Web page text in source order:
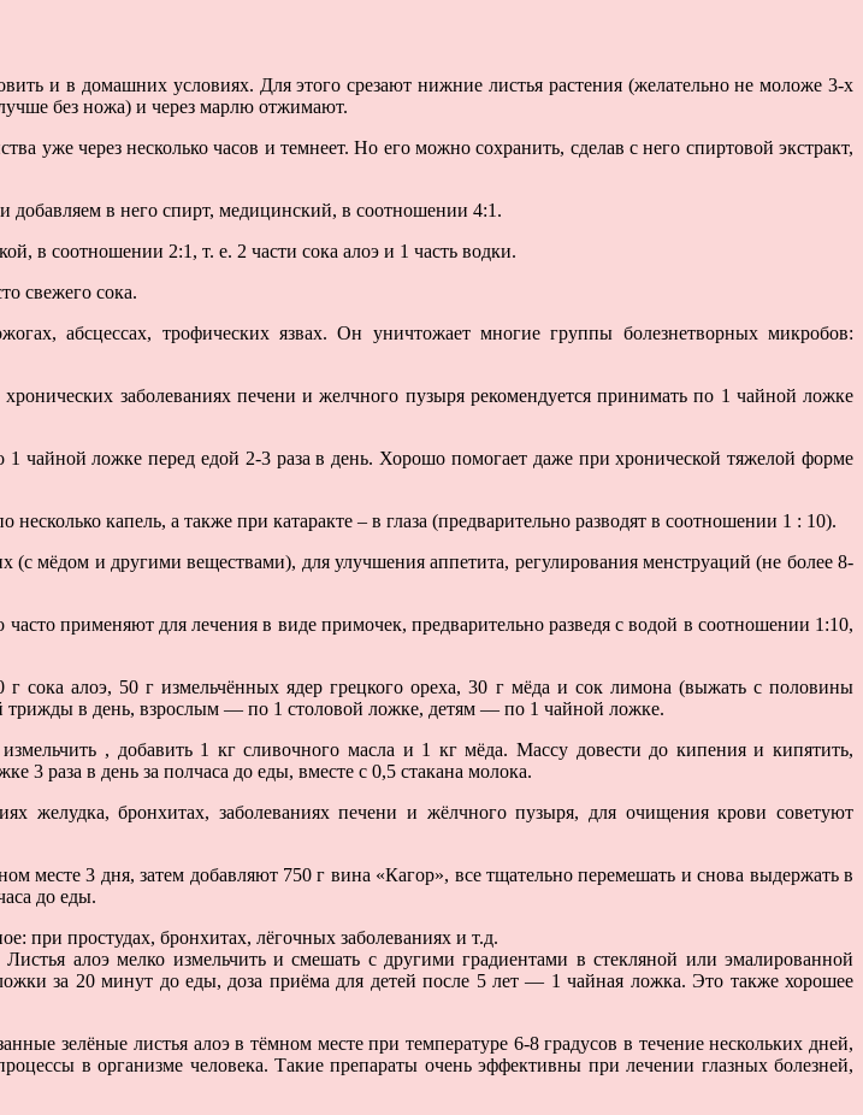
и в домашних условиях. Для этого срезают нижние листья растения (желательно не моложе 3-х
без ножа) и через марлю отжимают.
уже через несколько часов и темнеет. Но его можно сохранить, сделав с него спиртовой экстракт,
добавляем в него спирт, медицинский, в соотношении 4:1.
в соотношении 2:1, т. е. 2 части сока алоэ и 1 часть водки.
свежего сока.
абсцессах, трофических язвах. Он уничтожает многие группы болезнетворных микробов:
заболеваниях печени и желчного пузыря рекомендуется принимать по 1 чайной ложке
чайной ложке перед едой 2-3 раза в день. Хорошо помогает даже при хронической тяжелой форме
капель, а также при катаракте – в глаза (предварительно разводят в соотношении 1 : 10).
(с мёдом и другими веществами), для улучшения аппетита, регулирования менструаций (не более 8-
применяют для лечения в виде примочек, предварительно разведя с водой в соотношении 1:10,
сока алоэ, 50 г измельчённых ядер грецкого ореха, 30 г мёда и сок лимона (выжать с половины
трижды в день, взрослым — по 1 столовой ложке, детям — по 1 чайной ложке.
, добавить 1 кг сливочного масла и 1 кг мёда. Массу довести до кипения и кипятить,
раза в день за полчаса до еды, вместе с 0,5 стакана молока.
желудка, бронхитах, заболеваниях печени и жёлчного пузыря, для очищения крови советуют
месте 3 дня, затем добавляют 750 г вина «Кагор», все тщательно перемешать и снова выдержать в
до еды.
при простудах, бронхитах, лёгочных заболеваниях и т.д.
алоэ мелко измельчить и смешать с другими градиентами в стекляной или эмалированной
за 20 минут до еды, доза приёма для детей после 5 лет — 1 чайная ложка. Это также хорошее
зелёные листья алоэ в тёмном месте при температуре 6-8 градусов в течение нескольких дней,
в организме человека. Такие препараты очень эффективны при лечении глазных болезней,